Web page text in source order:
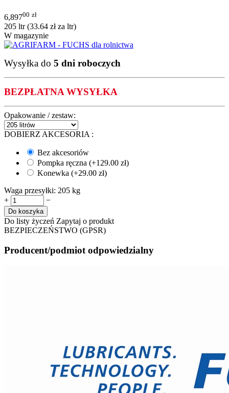
6,89700 zł
205 ltr (33.64 złza ltr)
W magazynie
Wysyłka do 5 dni roboczych
BEZPŁATNA WYSYŁKA
Opakowanie / zestaw:
DOBIERZ AKCESORIA :
Bez akcesoriów
Pompka ręczna (+129.00 zł)
Konewka (+29.00 zł)
Waga przesyłki: 205 kg
+
−
Do koszyka
Do listy życzeń Zapytaj o produkt
BEZPIECZEŃSTWO (GPSR)
Producent/podmiot odpowiedzialny